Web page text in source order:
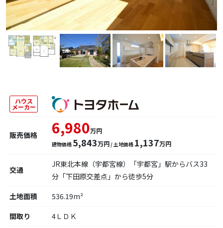
ハウス
メーカー
販売価格 6,980万円
建物価格 5,843万円 / 土地価格 1,137万円
交通
JR東北本線（宇都宮線）「宇都宮」駅からバス33
分「下田原交差点」から徒歩5分
土地面積
536.19m²
間取り
4ＬＤＫ